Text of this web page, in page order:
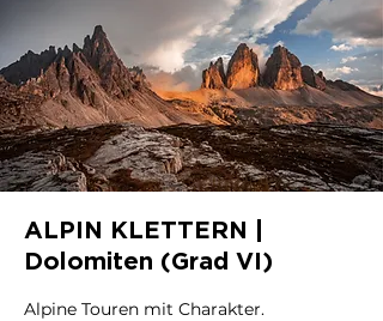
ALPIN KLETTERN |
Dolomiten (Grad VI)
Alpine Touren mit Charakter.